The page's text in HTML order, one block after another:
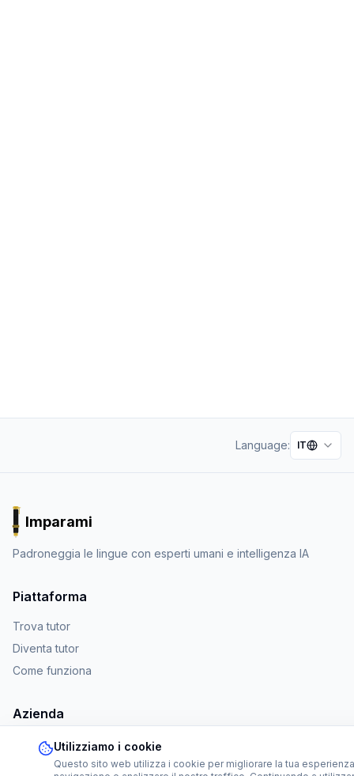
Language: IT
Imparami
Padroneggia le lingue con esperti umani e intelligenza IA
Piattaforma
Trova tutor
Diventa tutor
Come funziona
Azienda
Chi siamo
Programma di affiliazione
Utilizziamo i cookie
Questo sito web utilizza i cookie per migliorare la tua